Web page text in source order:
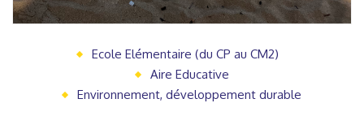
Ecole Elémentaire (du CP au CM2)
Aire Educative
Environnement, développement durable